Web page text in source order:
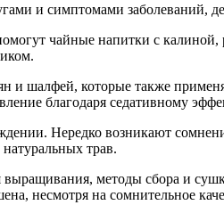
и симптомами заболеваний,
чайные напитки с
и шалфей, которые также
благодаря седативному
Нередко возникают
трав.
методы сбора и
несмотря на сомнительное